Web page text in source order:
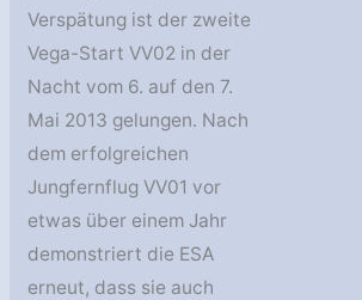
Verspätung ist der zweite
Vega-Start VV02 in der
Nacht vom 6. auf den 7.
Mai 2013 gelungen. Nach
dem erfolgreichen
Jungfernflug VV01 vor
etwas über einem Jahr
demonstriert die ESA
erneut, dass sie auch